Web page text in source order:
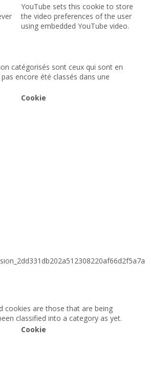
YouTube sets this cookie to store
the video preferences of the user
using embedded YouTube video.
catégorisés sont ceux qui sont en
encore été classés dans une
Cookie
cookies are those that are being
classified into a category as yet.
Cookie